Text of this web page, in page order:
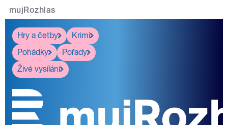
mujRozhlas
Hry a četby
Krimi
Pohádky
Pořady
Živé vysílání